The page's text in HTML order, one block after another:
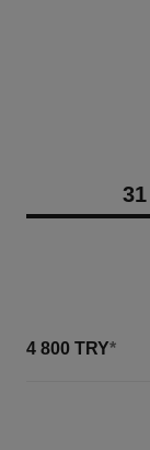
4 800 TRY*